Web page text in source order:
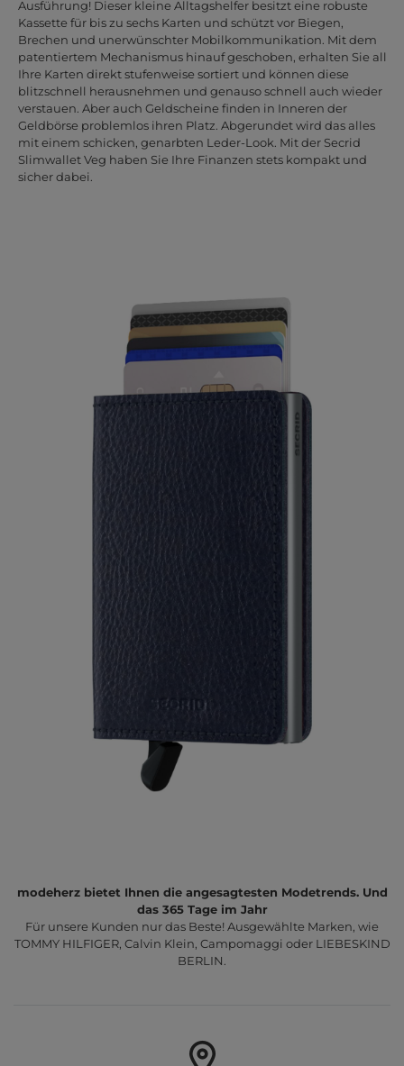
Ausführung! Dieser kleine Alltagshelfer besitzt eine robuste
Kassette für bis zu sechs Karten und schützt vor Biegen,
Brechen und unerwünschter Mobilkommunikation. Mit dem
patentiertem Mechanismus hinauf geschoben, erhalten Sie all
Ihre Karten direkt stufenweise sortiert und können diese
blitzschnell herausnehmen und genauso schnell auch wieder
verstauen. Aber auch Geldscheine finden in Inneren der
Geldbörse problemlos ihren Platz. Abgerundet wird das alles
mit einem schicken, genarbten Leder-Look. Mit der Secrid
Slimwallet Veg haben Sie Ihre Finanzen stets kompakt und
sicher dabei.
modeherz bietet Ihnen die angesagtesten Modetrends. Und
das 365 Tage im Jahr
Für unsere Kunden nur das Beste! Ausgewählte Marken, wie
TOMMY HILFIGER, Calvin Klein, Campomaggi oder LIEBESKIND
BERLIN.